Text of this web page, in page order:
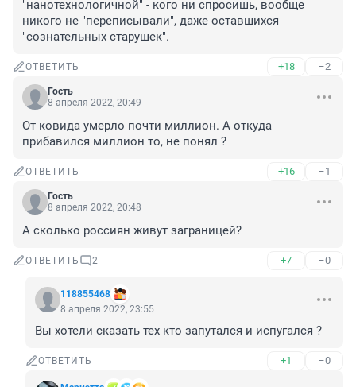
"нанотехнологичной" - кого ни спросишь, вообще
никого не "переписывали", даже оставшихся
"сознательных старушек".
ОТВЕТИТЬ +18 –2
Гость
8 апреля 2022, 20:49
От ковида умерло почти миллион. А откуда
прибавился миллион то, не понял ?
ОТВЕТИТЬ +16 –1
Гость
8 апреля 2022, 20:48
А сколько россиян живут заграницей?
ОТВЕТИТЬ 2 +7 –0
118855468
8 апреля 2022, 23:55
Вы хотели сказать тех кто запутался и испугался ?
ОТВЕТИТЬ +1 –0